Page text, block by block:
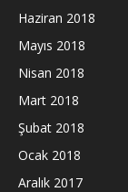
Haziran 2018
Mayıs 2018
Nisan 2018
Mart 2018
Şubat 2018
Ocak 2018
Aralık 2017